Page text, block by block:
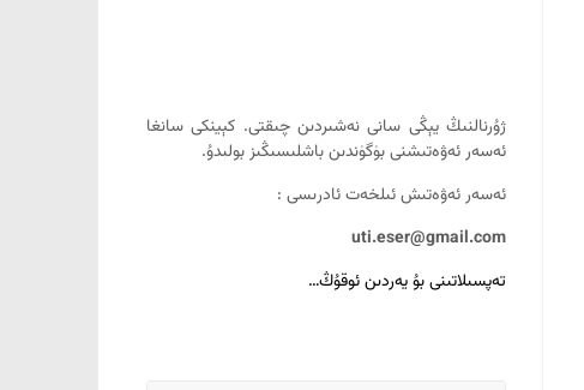
ژۇرنالنىڭ يېڭى سانى نەشىردىن چىقتى. كېينكى سانغا
ئەسەر ئەۋەتىشنى بۈگۈندىن باشلىسىڭىز بولىدۇ.
ئەسەر ئەۋەتىش ئىلخەت ئادرىسى :
uti.eser@gmail.com
تەپسىلاتىنى بۇ يەردىن ئوقۇڭ…